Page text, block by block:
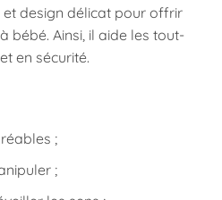
design délicat pour offrir
bébé. Ainsi, il aide les tout-
en sécurité.
;
;